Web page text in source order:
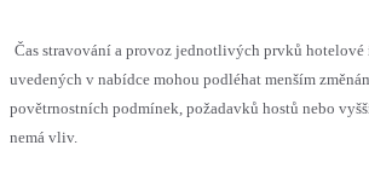
Čas stravování a provoz jednotlivých prvků
uvedených v nabídce mohou podléhat menším
povětrnostních podmínek, požadavků hostů nebo
nemá vliv.